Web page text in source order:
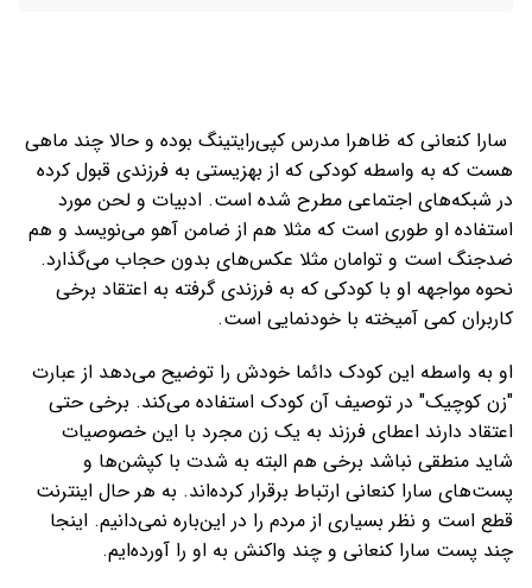
سارا کنعانی که ظاهرا مدرس کپی‌رایتینگ بوده و حالا چند ماهی
هست که به واسطه کودکی که از بهزیستی به فرزندی قبول کرده
در شبکه‌های اجتماعی مطرح شده است. ادبیات و لحن مورد
استفاده او طوری است که مثلا هم از ضامن آهو می‌نویسد و هم
ضدجنگ است و توامان مثلا عکس‌های بدون حجاب می‌گذارد.
نحوه مواجهه او با کودکی که به فرزندی گرفته به اعتقاد برخی
کاربران کمی آمیخته با خودنمایی است.
او به واسطه این کودک دائما خودش را توضیح می‌دهد از عبارت
"زن کوچیک" در توصیف آن کودک استفاده می‌کند. برخی حتی
اعتقاد دارند اعطای فرزند به یک زن مجرد با این خصوصیات
شاید منطقی نباشد برخی هم البته به شدت با کپشن‌ها و
پست‌های سارا کنعانی ارتباط برقرار کرده‌اند. به هر حال اینترنت
قطع است و نظر بسیاری از مردم را در این‌باره نمی‌دانیم. اینجا
چند پست سارا کنعانی و چند واکنش به او را آورده‌ایم.